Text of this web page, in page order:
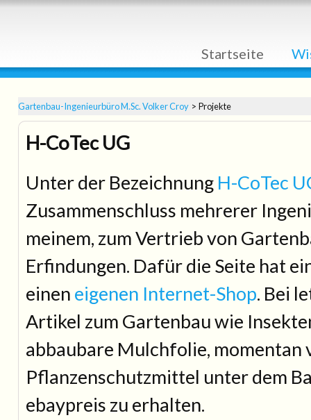
überspringen
Startseite
Gartenbau-Ingenieurbüro M.Sc. Volker Croy Projekte
H-CoTec UG
Unter der Bezeichnung H-CoTec
Zusammenschluss mehrerer
meinem, zum Vertrieb von
Erfindungen. Dafür die Seite hat
einen eigenen Internet-Shop. Bei
Artikel zum Gartenbau wie
abbaubare Mulchfolie, momentan
Pflanzenschutzmittel unter dem
ebaypreis zu erhalten.